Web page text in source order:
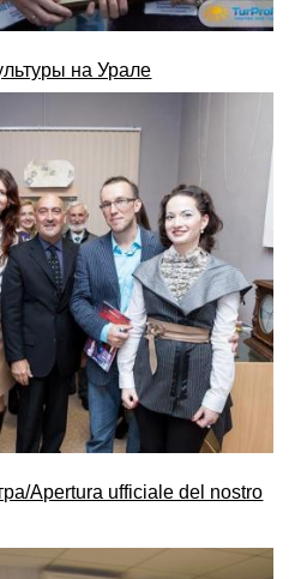
на Урале
Apertura ufficiale del nostro